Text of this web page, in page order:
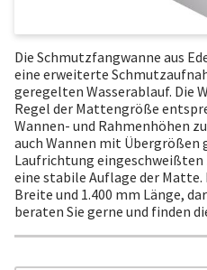
Die Schmutzfangwanne aus
eine erweiterte
geregelten Wasserablauf. Die
Regel der Mattengröße
Wannen- und Rahmenhöhen
auch Wannen mit Übergrößen
Laufrichtung
eine stabile Auflage der
Breite und 1.400 mm Länge,
beraten Sie gerne und finden